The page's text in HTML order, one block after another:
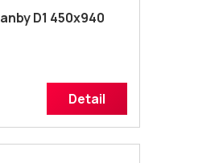
D1 450x940
Detail